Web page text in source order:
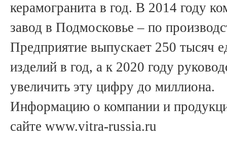
керамогранита в год. В 2014 году
завод в Подмосковье – по
Предприятие выпускает 250 тысяч
изделий в год, а к 2020 году
увеличить эту цифру до миллиона.
Информацию о компании и
сайте www.vitra-russia.ru